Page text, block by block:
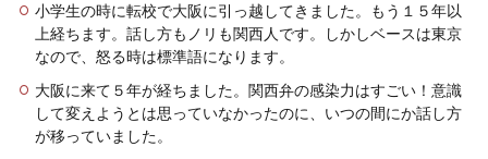
小学生の時に転校で大阪に引っ越してきました。もう１５年以
上経ちます。話し方もノリも関西人です。しかしベースは東京
なので、怒る時は標準語になります。
大阪に来て５年が経ちました。関西弁の感染力はすごい！意識
して変えようとは思っていなかったのに、いつの間にか話し方
が移っていました。